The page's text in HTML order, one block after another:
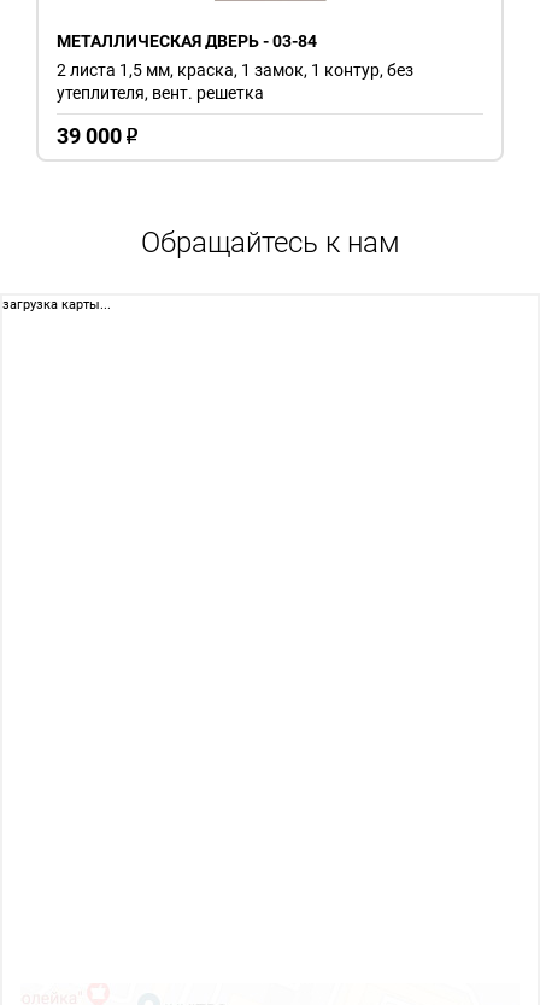
МЕТАЛЛИЧЕСКАЯ ДВЕРЬ - 03-84
39 000 o
2 листа 1,5 мм, краска, 1 замок, 1 контур, без
утеплителя, вент. решетка
Обращайтесь к нам
загрузка карты...